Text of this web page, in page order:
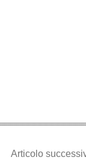
Articolo